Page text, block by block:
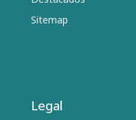
Sitemap
Legal